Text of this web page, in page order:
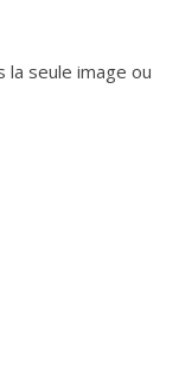
la seule image ou